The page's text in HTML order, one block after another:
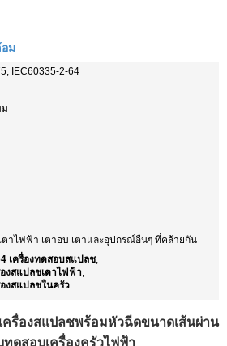
ม
IEC60335-2-64
าไฟฟ้า เตาอบ เตาและอุปกรณ์อื่นๆ ที่คล้ายกัน
เครื่องทดสอบสแปลช,
งสแปลชเตาไฟฟ้า,
งสแปลชในครัว
องสแปลชพร้อมหัวฉีดขนาดเส้นผ่าน
ดสอบเครื่องครัวไฟฟ้า